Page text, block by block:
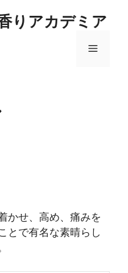
りアカデミア
メ
かせ、高め、痛みを
とで有名な素晴らし